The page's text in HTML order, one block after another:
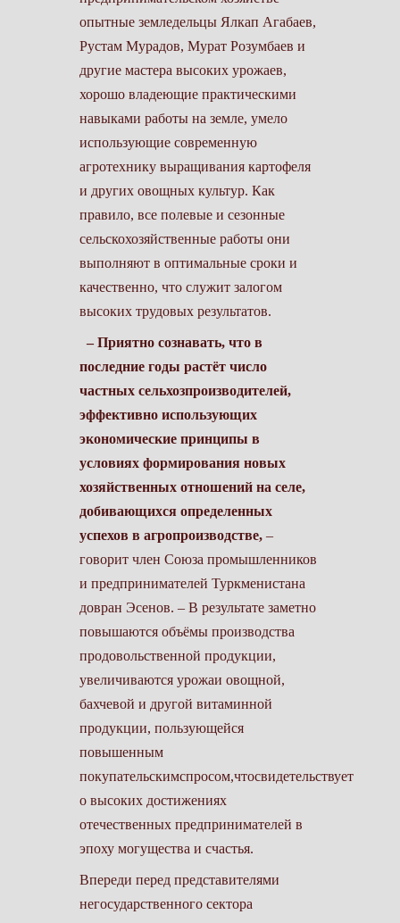
опытные земледельцы Ялкап Агабаев,
Рустам Мурадов, Мурат Розумбаев и
другие мастера высоких урожаев,
хорошо владеющие практическими
навыками работы на земле, умело
использующие современную
агротехнику выращивания картофеля
и других овощных культур. Как
правило, все полевые и сезонные
сельскохозяйственные работы они
выполняют в оптимальные сроки и
качественно, что служит залогом
высоких трудовых результатов.
– Приятно сознавать, что в
последние годы растёт число
частных сельхозпроизводителей,
эффективно использующих
экономические принципы в
условиях формирования новых
хозяйственных отношений на селе,
добивающихся определенных
успехов в агропроизводстве, –
говорит член Союза промышленников
и предпринимателей Туркменистана
довран Эсенов. – В результате заметно
повышаются объёмы производства
продовольственной продукции,
увеличиваются урожаи овощной,
бахчевой и другой витаминной
продукции, пользующейся
повышенным
покупательскимспросом,чтосвидетельствует
о высоких достижениях
отечественных предпринимателей в
эпоху могущества и счастья.
Впереди перед представителями
негосударственного сектора